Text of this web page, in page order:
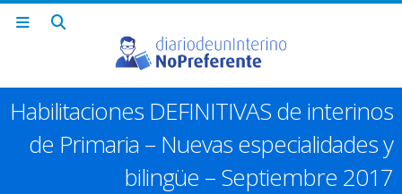
Habilitaciones DEFINITIVAS de interinos
de Primaria – Nuevas especialidades y
bilingüe – Septiembre 2017